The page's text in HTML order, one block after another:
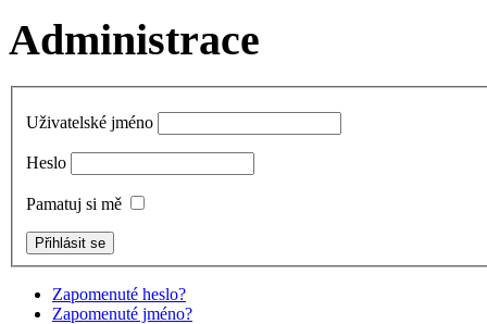
Administrace
Uživatelské jméno
Heslo
Pamatuj si mě
Zapomenuté heslo?
Zapomenuté jméno?